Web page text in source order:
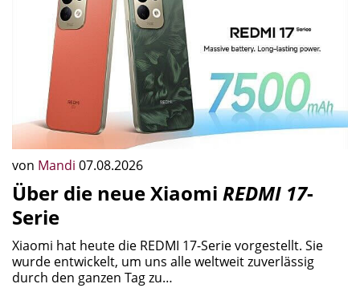
von Mandi 07.08.2026
Über die neue Xiaomi REDMI 17-
Serie
Xiaomi hat heute die REDMI 17-Serie vorgestellt. Sie
wurde entwickelt, um uns alle weltweit zuverlässig
durch den ganzen Tag zu…